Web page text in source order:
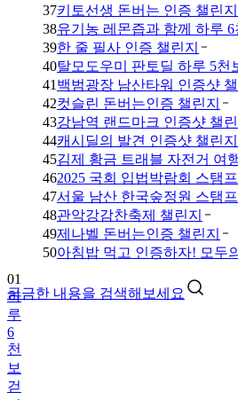
37키토선생 돈버는 인증 챌린지
38유기농 레몬즙과 함께 하루
39한 줄 필사 인증 챌린지
40탈모도우미 판토딜 하루 5천
41 백범광장 남산타워 인증샷 챌
42컷슬린 돈버는인증 챌린지
43강남역 랜드마크 인증샷 챌린
44캐시딜의 발견 인증샷 챌린지
45김제 황금 트래블 자전거 여
462025 국회 입법박람회 스탬프
47서울 남산 한국숲정원 스탬프
48관악강감찬축제 챌린지
49제나벨 돈버는인증 챌린지
50아침밥 먹고 인증하자! 모두
궁금한 내용을 검색해보세요
루
6
천
보
걷
기
챌